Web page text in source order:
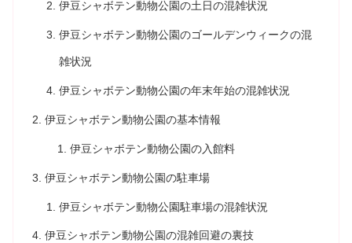
伊豆シャボテン動物公園の土日の混雑状況
伊豆シャボテン動物公園のゴールデンウィークの混
雑状況
伊豆シャボテン動物公園の年末年始の混雑状況
伊豆シャボテン動物公園の基本情報
伊豆シャボテン動物公園の入館料
伊豆シャボテン動物公園の駐車場
伊豆シャボテン動物公園駐車場の混雑状況
伊豆シャボテン動物公園の混雑回避の裏技